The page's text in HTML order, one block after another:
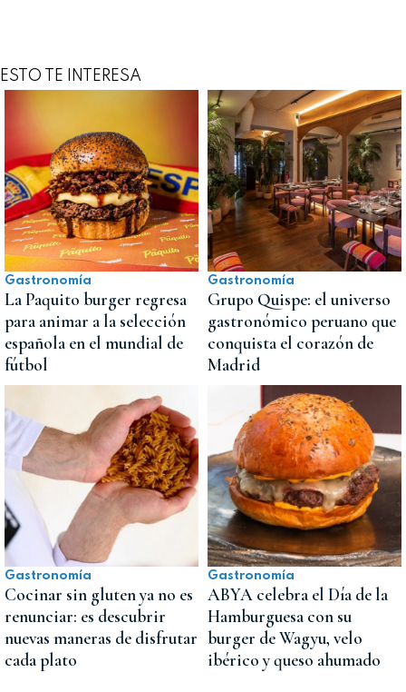
ESTO TE INTERESA
Gastronomía
La Paquito burger regresa
para animar a la selección
española en el mundial de
fútbol
Gastronomía
Grupo Quispe: el universo
gastronómico peruano que
conquista el corazón de
Madrid
Gastronomía
Cocinar sin gluten ya no es
renunciar: es descubrir
nuevas maneras de disfrutar
cada plato
Gastronomía
ABYA celebra el Día de la
Hamburguesa con su
burger de Wagyu, velo
ibérico y queso ahumado